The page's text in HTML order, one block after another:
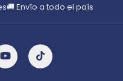
🚚 Envío a todo el país